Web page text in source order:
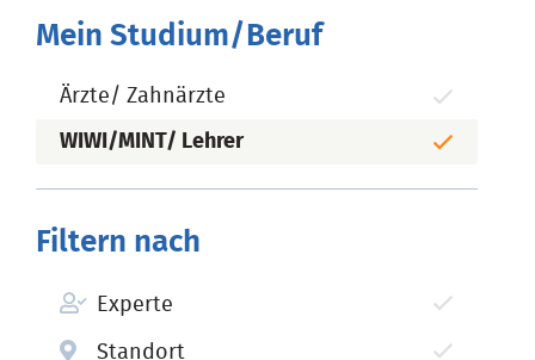
Mein Studium/Beruf
Ärzte/ Zahnärzte
WIWI/MINT/ Lehrer
Filtern nach
Experte
Standort